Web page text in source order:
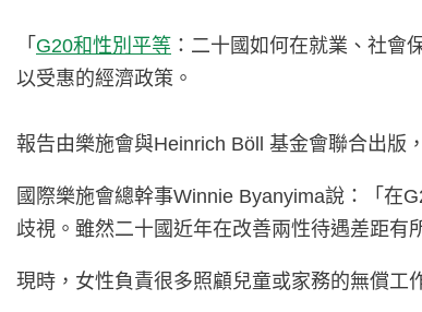
「 G20和性別平等 ：二十國如何在就業、社會
以受惠的經濟政策。
報告由樂施會與Heinrich Böll 基金會聯合出版
國際樂施會總幹事Winnie Byanyima說：「在
歧視。雖然二十國近年在改善兩性待遇差距有
現時，女性負責很多照顧兒童或家務的無償工